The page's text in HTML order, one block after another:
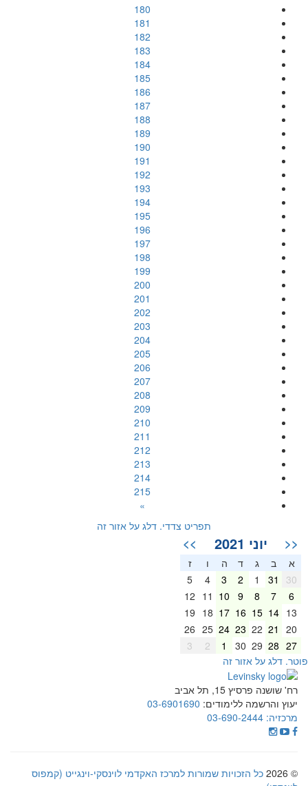
180
181
182
183
184
185
186
187
188
189
190
191
192
193
194
195
196
197
198
199
200
201
202
203
204
205
206
207
208
209
210
211
212
213
214
215
»
תפריט צדדי. דלג על אזור זה
<< יוני 2021 >>
א ב ג ד ה
ז
30
31
2
3
4
5
6
7
8
9
10
11
12
13
14
15
16
17
18
19
20
21
22
23
24
25
26
27
28
29
30
2
3
דלג על אזור זה
רח' שושנה פרסיץ 15, תל אביב
יעוץ והרשמה ללימודים: 03-6901690
מרכזיה: 03-690-2444
© 2026
כל הזכויות שמורות למרכז האקדמי לוינסקי-וינגייט (קמפוס